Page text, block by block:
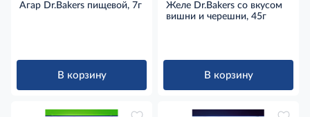
Агар Dr.Bakers пищевой, 7г
В корзину
Желе Dr.Bakers со вкусом
вишни и черешни, 45г
В корзину